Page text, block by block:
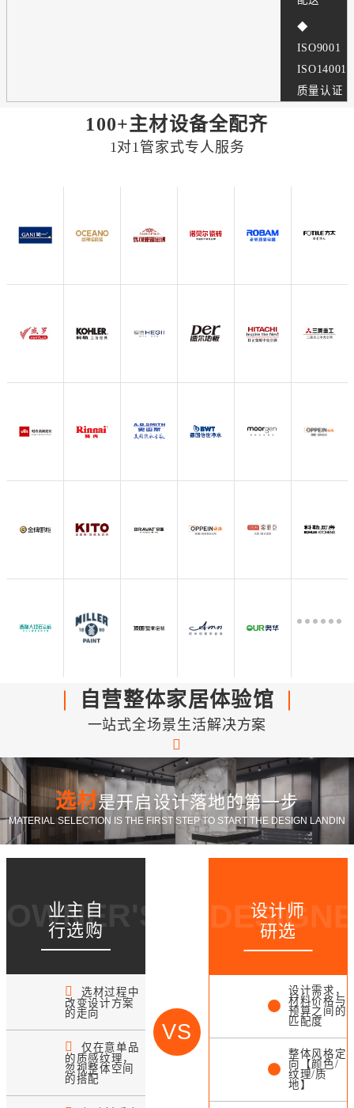
◆
ISO9001
ISO14001
质量认证
100+主材设备全配齐
1对1管家式专人服务
自营整体家居体验馆
一站式全场景生活解决方案
选材是开启设计落地的第一步
MATERIAL SELECTION IS THE FIRST STEP TO START THE DESIGN LANDIN
业主自
行选购
OWNER'S CHOICE
选材过程中
改变设计方案
的走向
仅在意单品
的质感纹理，
忽视整体空间
的搭配
VS
设计师
研选
设计需求，
材料价格与
预算之间的
匹配度
整体风格定
向【颜色/
纹理/质
地】